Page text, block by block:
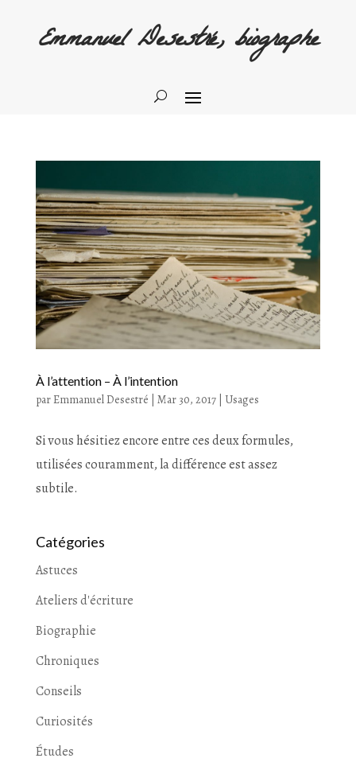
Emmanuel Desestré, biographe
À l’attention – À l’intention
parEmmanuel Desestré Mar 30, 2017| Usages
Si vous hésitiez encore entre ces deux formules,
utilisées couramment, la différence est assez
subtile.
Catégories
Astuces
Ateliers d'écriture
Biographie
Chroniques
Conseils
Curiosités
Études